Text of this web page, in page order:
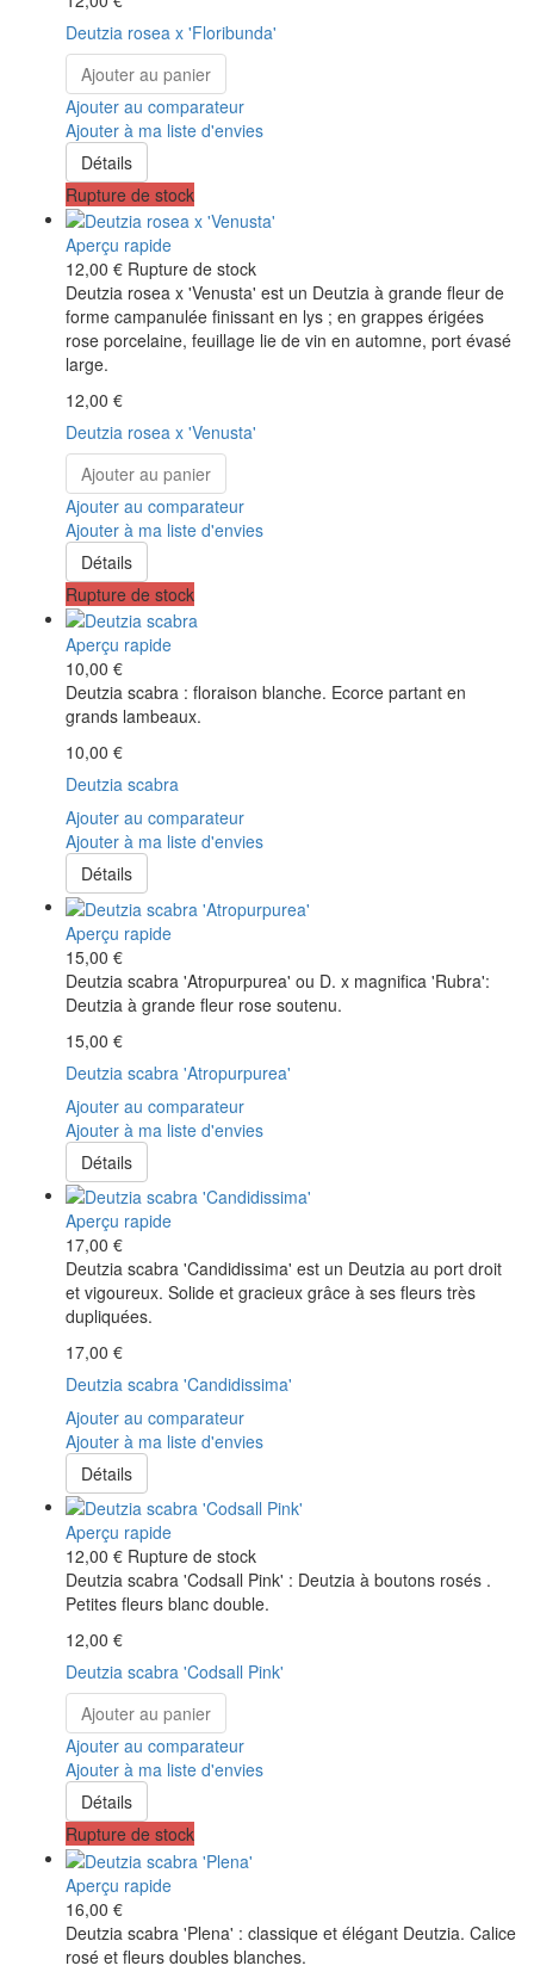
Deutzia rosea x 'Floribunda'
Ajouter au panier
Ajouter au comparateur
Ajouter à ma liste d'envies
Détails
Rupture de stock
Aperçu rapide
12,00 € Rupture de stock
Deutzia rosea x 'Venusta' est un Deutzia à grande fleur de
forme campanulée finissant en lys ; en grappes érigées
rose porcelaine, feuillage lie de vin en automne, port évasé
large.
12,00 €
Deutzia rosea x 'Venusta'
Ajouter au panier
Ajouter au comparateur
Ajouter à ma liste d'envies
Détails
Rupture de stock
Aperçu rapide
10,00 €
Deutzia scabra : floraison blanche. Ecorce partant en
grands lambeaux.
10,00 €
Deutzia scabra
Ajouter au comparateur
Ajouter à ma liste d'envies
Détails
Aperçu rapide
15,00 €
Deutzia scabra 'Atropurpurea' ou D. x magnifica 'Rubra':
Deutzia à grande fleur rose soutenu.
15,00 €
Deutzia scabra 'Atropurpurea'
Ajouter au comparateur
Ajouter à ma liste d'envies
Détails
Aperçu rapide
17,00 €
Deutzia scabra 'Candidissima' est un Deutzia au port droit
et vigoureux. Solide et gracieux grâce à ses fleurs très
dupliquées.
17,00 €
Deutzia scabra 'Candidissima'
Ajouter au comparateur
Ajouter à ma liste d'envies
Détails
Aperçu rapide
12,00 € Rupture de stock
Deutzia scabra 'Codsall Pink' : Deutzia à boutons rosés .
Petites fleurs blanc double.
12,00 €
Deutzia scabra 'Codsall Pink'
Ajouter au panier
Ajouter au comparateur
Ajouter à ma liste d'envies
Détails
Rupture de stock
Aperçu rapide
16,00 €
Deutzia scabra 'Plena' : classique et élégant Deutzia. Calice
rosé et fleurs doubles blanches.